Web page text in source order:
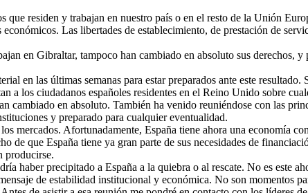
residen y trabajan en nuestro país o en el resto de la Unión
Las libertades de establecimiento, de prestación de
en Gibraltar, tampoco han cambiado en absoluto sus derechos,
en las últimas semanas para estar preparados ante este
a los ciudadanos españoles residentes en el Reino Unido sobre
cambiado en absoluto. También ha venido reuniéndose con las
y preparado para cualquier eventualidad.
mercados. Afortunadamente, España tiene ahora una economía
de que España tiene ya gran parte de sus necesidades de
producirse.
haber precipitado a España a la quiebra o al rescate. No es este
de estabilidad institucional y económica. No son momentos